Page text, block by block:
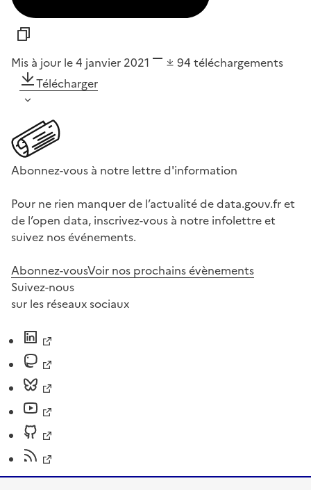
Mis à jour le 4 janvier 2021 94 téléchargements
Télécharger
Abonnez-vous à notre lettre d'information
Pour ne rien manquer de l’actualité de data.gouv.fr et
de l’open data, inscrivez-vous à notre infolettre et
suivez nos événements.
Abonnez-vousVoir nos prochains évènements
Suivez-nous
sur les réseaux sociaux